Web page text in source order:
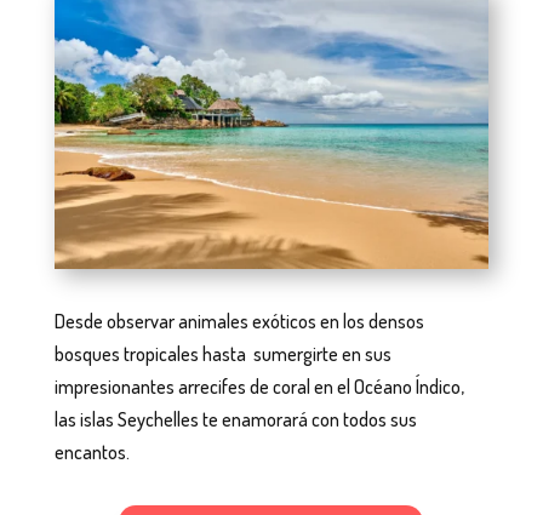
Desde observar animales exóticos en los densos
bosques tropicales hasta sumergirte en sus
impresionantes arrecifes de coral en el Océano Índico,
las islas Seychelles te enamorará con todos sus
encantos.